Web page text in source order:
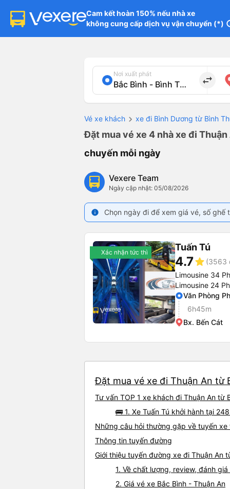
Cam kết hoàn 150% nếu nhà xe
không cung cấp dịch vụ vận chuyển (*)
Nơi xuất phát
import_export
Vé xe khách xe đi Bình Dương từ Bình
Đặt mua vé xe 4 nhà xe đi
chuyến mỗi ngày
Vexere Team
Ngày cập nhật: 05/08/2026
info Chọn ngày đi để xem giá vé, số
Xác nhận tức thì Tuấn Tú
4.7star (3563
Limousine 34
Limousine 24
Văn Phòng
6h45m
Bx. Bến Cát
Đặt mua vé xe đi Thuận An từ
Tư vấn TOP 1 xe khách đi Thuận An
🚌 1. Xe Tuấn Tú khởi hành tại
Những câu hỏi thường gặp về tuyến xe
Thông tin tuyến đường
Giới thiệu tuyến đường xe đi Thuận An
1. Về chất lượng, review, đánh
2. Giá vé xe Bắc Bình - Thuận An